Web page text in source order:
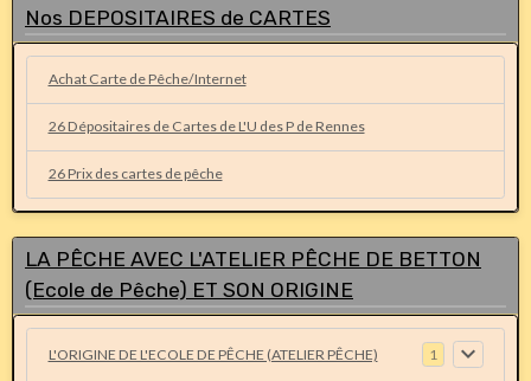
Nos DEPOSITAIRES de CARTES
Achat Carte de Pêche/Internet
26 Dépositaires de Cartes de L'U des P de Rennes
26 Prix des cartes de pêche
LA PÊCHE AVEC L'ATELIER PÊCHE DE BETTON
(Ecole de Pêche) ET SON ORIGINE
L'ORIGINE DE L'ECOLE DE PÊCHE (ATELIER PÊCHE) 1